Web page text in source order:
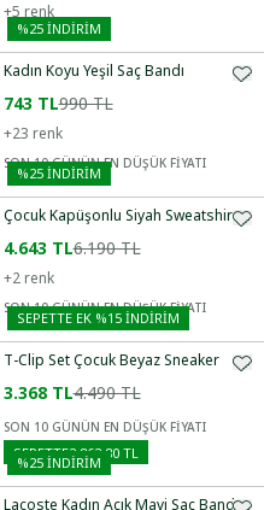
+5 renk
%25İNDİRİM
Kadın Koyu Yeşil Saç Bandı
743 TL990 TL
+23 renk
SON 10 GÜNÜN EN DÜŞÜK FİYATI
%25İNDİRİM
Çocuk Kapüşonlu Siyah Sweatshirt
4.643 TL6.190 TL
+2 renk
SON 10 GÜNÜN EN DÜŞÜK FİYATI
SEPETTE EK %15 İNDIRIM
T-Clip Set Çocuk Beyaz Sneaker
3.368 TL4.490 TL
SON 10 GÜNÜN EN DÜŞÜK FİYATI
SEPETTE2.862,80 TL
%25İNDİRİM
Lacoste Kadın Açık Mavi Saç Bandı